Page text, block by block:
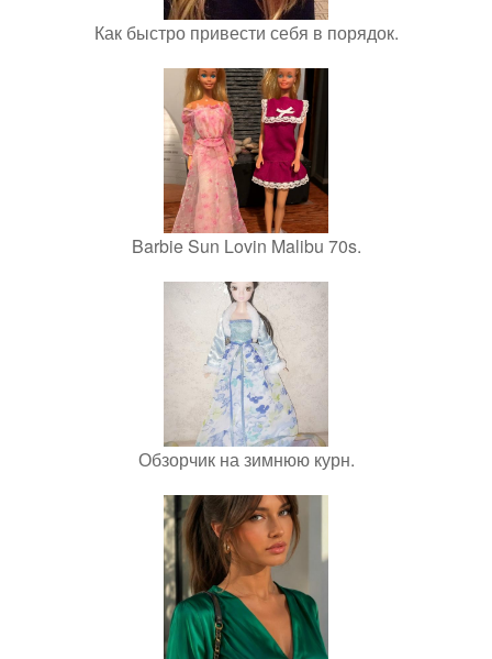
Как быстро привести себя в порядок.
Barbie Sun Lovin Malibu 70s.
Обзорчик на зимнюю курн.